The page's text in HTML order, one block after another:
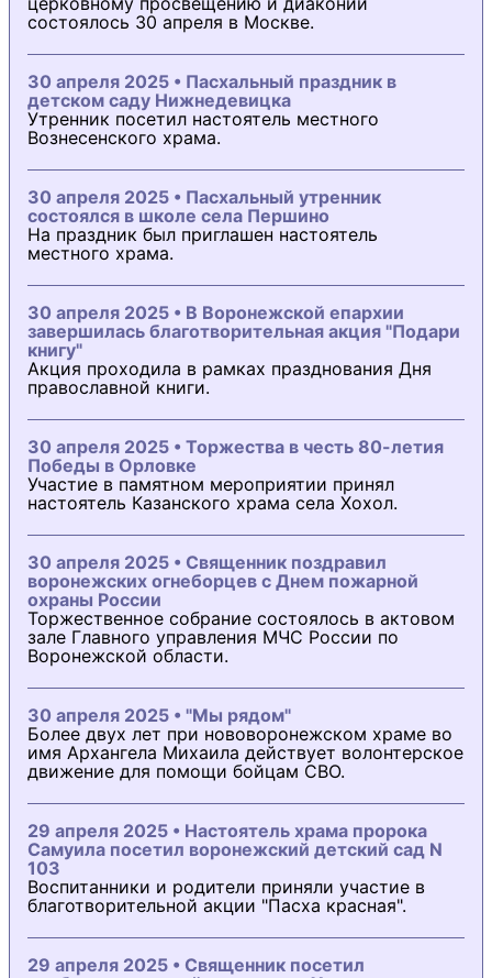
состоялось 30 апреля в Москве.
30 апреля 2025 • Пасхальный праздник в
детском саду Нижнедевицка
Утренник посетил настоятель местного
Вознесенского храма.
30 апреля 2025 • Пасхальный утренник
состоялся в школе села Першино
На праздник был приглашен настоятель
местного храма.
30 апреля 2025 • В Воронежской епархии
завершилась благотворительная акция "Подари
книгу"
Акция проходила в рамках празднования Дня
православной книги.
30 апреля 2025 • Торжества в честь 80-летия
Победы в Орловке
Участие в памятном мероприятии принял
настоятель Казанского храма села Хохол.
30 апреля 2025 • Священник поздравил
воронежских огнеборцев с Днем пожарной
охраны России
Торжественное собрание состоялось в актовом
зале Главного управления МЧС России по
Воронежской области.
30 апреля 2025 • "Мы рядом"
Более двух лет при нововоронежском храме во
имя Архангела Михаила действует волонтерское
движение для помощи бойцам СВО.
29 апреля 2025 • Настоятель храма пророка
Самуила посетил воронежский детский сад N
103
Воспитанники и родители приняли участие в
благотворительной акции "Пасха красная".
29 апреля 2025 • Священник посетил